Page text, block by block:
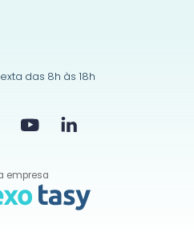
das 8h às 18h
empresa